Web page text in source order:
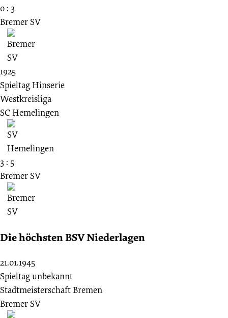
0 : 3
Bremer SV
1925
Spieltag Hinserie
Westkreisliga
SC Hemelingen
3 : 5
Bremer SV
Die höchsten BSV Niederlagen
21.01.1945
Spieltag unbekannt
Stadtmeisterschaft Bremen
Bremer SV